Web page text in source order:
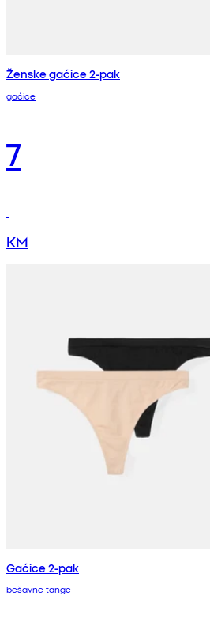
Ženske gaćice 2-pak
gaćice
7
KM
Gaćice 2-pak
bešavne tange